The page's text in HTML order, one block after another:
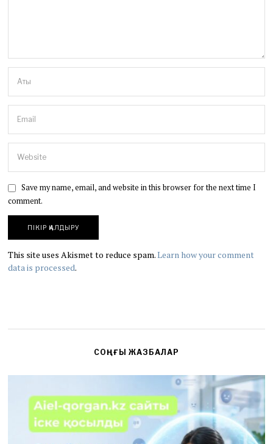
Save my name, email, and website in this browser for the next time I
comment.
This site uses Akismet to reduce spam.Learn how your comment
data is processed.
СОҢҒЫ ЖАЗБАЛАР